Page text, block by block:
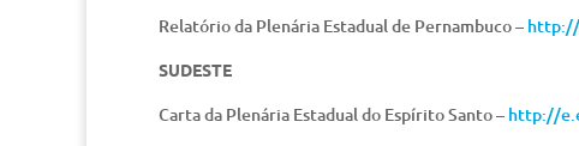
Relatório da Plenária Estadual de Pernambuco –
SUDESTE
Carta da Plenária Estadual do Espírito Santo – http://